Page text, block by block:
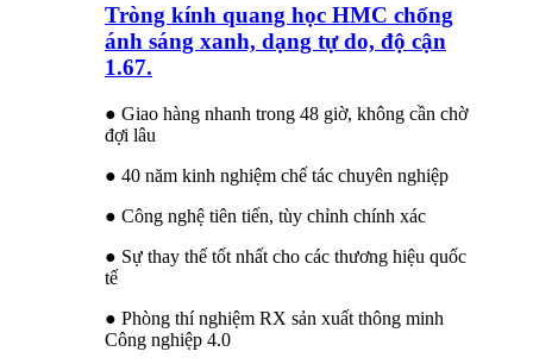
Tròng kính quang học HMC chống
ánh sáng xanh, dạng tự do, độ cận
1.67.
● Giao hàng nhanh trong 48 giờ, không cần chờ
đợi lâu
● 40 năm kinh nghiệm chế tác chuyên nghiệp
● Công nghệ tiên tiến, tùy chỉnh chính xác
● Sự thay thế tốt nhất cho các thương hiệu quốc
tế
● Phòng thí nghiệm RX sản xuất thông minh
Công nghiệp 4.0